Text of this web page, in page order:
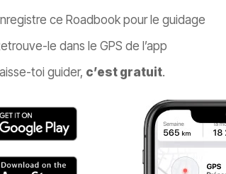
ce Roadbook pour le guidage
le dans le GPS de l’app
toi guider, c’est gratuit.